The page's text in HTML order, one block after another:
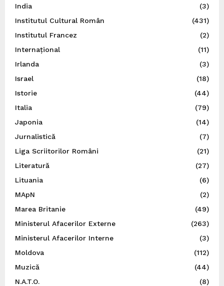
India
(3)
Institutul Cultural Român
(431)
Institutul Francez
(2)
Internațional
(11)
Irlanda
(3)
Israel
(18)
Istorie
(44)
Italia
(79)
Japonia
(14)
Jurnalistică
(7)
Liga Scriitorilor Români
(21)
Literatură
(27)
Lituania
(6)
MApN
(2)
Marea Britanie
(49)
Ministerul Afacerilor Externe
(263)
Ministerul Afacerilor Interne
(3)
Moldova
(112)
Muzică
(44)
N.A.T.O.
(8)